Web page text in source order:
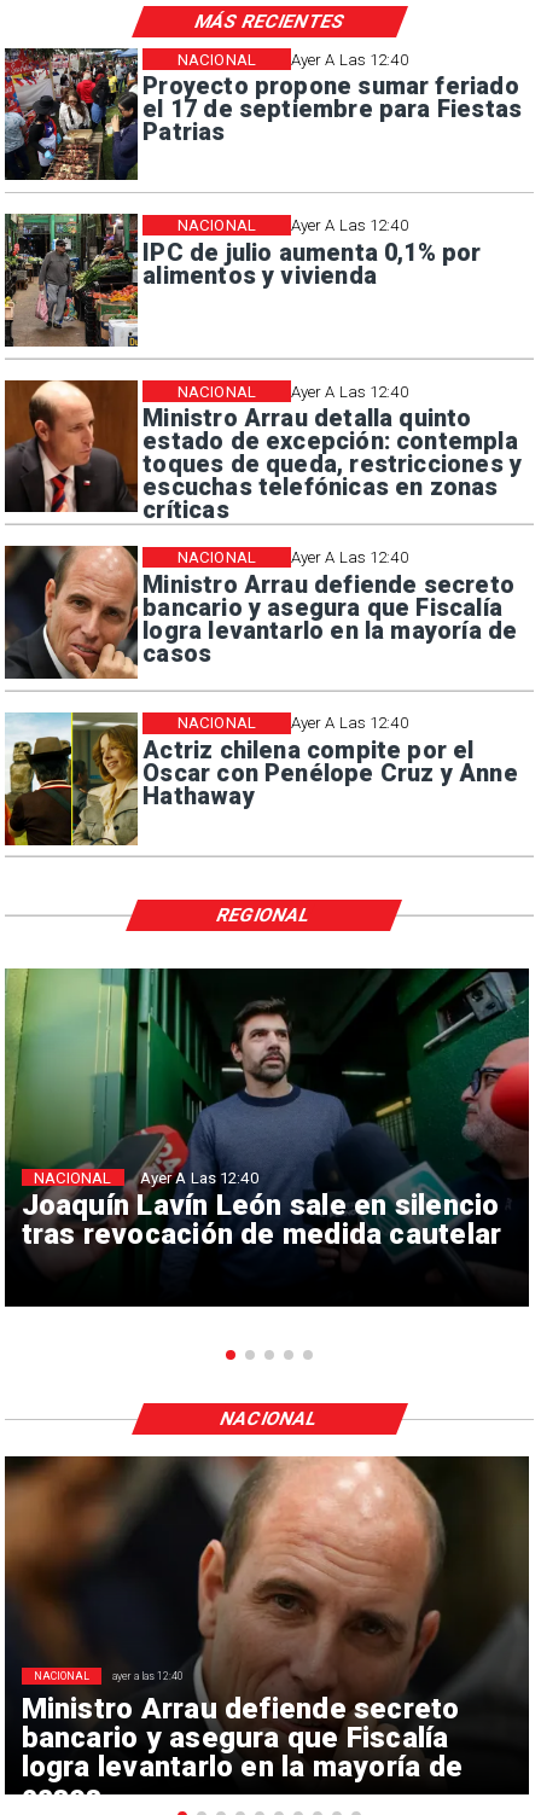
Ayer A Las 12:40
Proyecto propone sumar feriado
el 17 de septiembre para Fiestas
Patrias
NACIONAL
Ayer A Las 12:40
IPC de julio aumenta 0,1% por
alimentos y vivienda
NACIONAL
Ayer A Las 12:40
Ministro Arrau detalla quinto
estado de excepción: contempla
toques de queda, restricciones y
escuchas telefónicas en zonas
críticas
NACIONAL
Ayer A Las 12:40
Ministro Arrau defiende secreto
bancario y asegura que Fiscalía
logra levantarlo en la mayoría de
casos
NACIONAL
Ayer A Las 12:40
Actriz chilena compite por el
Oscar con Penélope Cruz y Anne
Hathaway
NACIONAL
MÁS RECIENTES
Joaquín Lavín León sale en silencio
tras revocación de medida cautelar
NACIONAL Ayer A Las 12:40
REGIONAL
Ministro Arrau defiende secreto
bancario y asegura que Fiscalía
logra levantarlo en la mayoría de
casos
NACIONAL ayer a las 12:40
NACIONAL